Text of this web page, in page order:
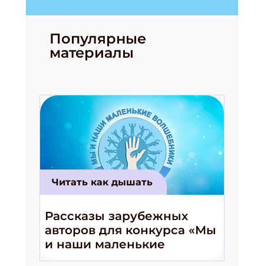
Популярные
материалы
Читать как дышать
Рассказы зарубежных
авторов для конкурса «Мы
и наши маленькие
волшебники!»
Подпишись на рассылку
Получи электронный "Классный журнал" в
подарок!
Укажите имя
Укажите Ваш Email